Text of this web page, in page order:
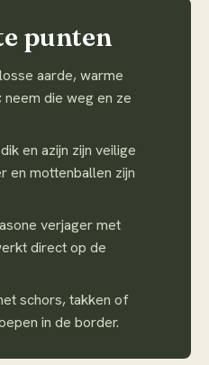
punten
aarde, warme
die weg en ze
en azijn zijn veilige
en mottenballen zijn
verjager met
direct op de
schors, takken of
in de border.